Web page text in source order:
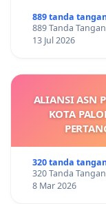
889 tanda
889 Tanda
13 Jul 2026
ALIANSI ASN
KOTA
320 tanda
320 Tanda
8 Mar 2026